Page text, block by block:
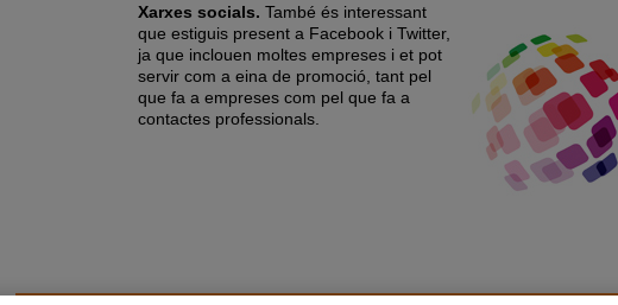
Xarxes socials. També és interessant
que estiguis present a Facebook i Twitter,
ja que inclouen moltes empreses i et pot
servir com a eina de promoció, tant pel
que fa a empreses com pel que fa a
contactes professionals.